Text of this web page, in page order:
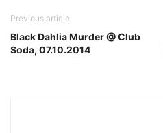
Previous article
Black Dahlia Murder @ Club
Soda, 07.10.2014